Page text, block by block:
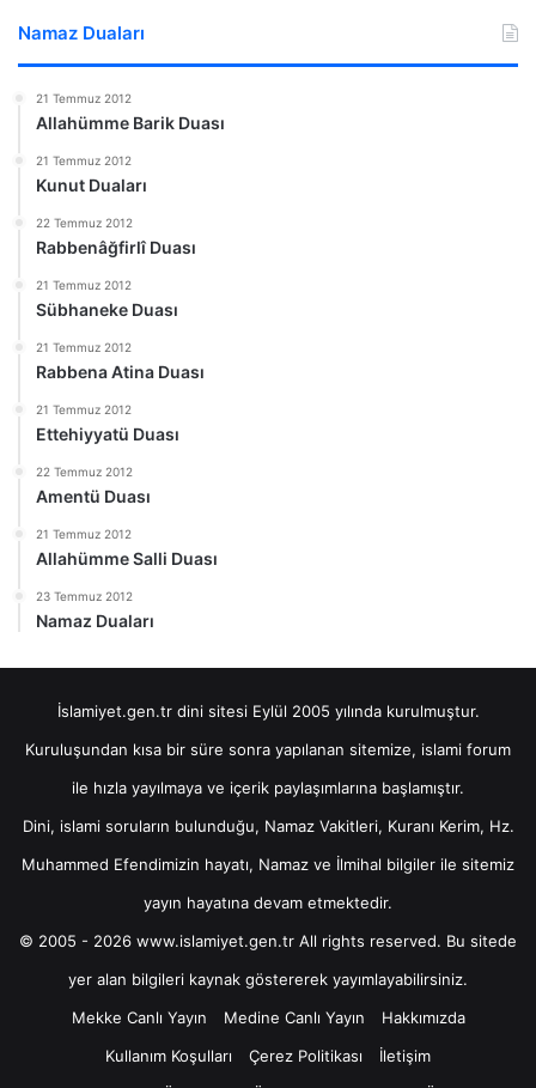
Namaz Duaları
21 Temmuz 2012
Allahümme Barik Duası
21 Temmuz 2012
Kunut Duaları
22 Temmuz 2012
Rabbenâğfirlî Duası
21 Temmuz 2012
Sübhaneke Duası
21 Temmuz 2012
Rabbena Atina Duası
21 Temmuz 2012
Ettehiyyatü Duası
22 Temmuz 2012
Amentü Duası
21 Temmuz 2012
Allahümme Salli Duası
23 Temmuz 2012
Namaz Duaları
İslamiyet.gen.tr dini sitesi Eylül 2005 yılında kurulmuştur.
Kuruluşundan kısa bir süre sonra yapılanan sitemize, islami forum
ile hızla yayılmaya ve içerik paylaşımlarına başlamıştır.
Dini, islami soruların bulunduğu, Namaz Vakitleri, Kuranı Kerim, Hz.
Muhammed Efendimizin hayatı, Namaz ve İlmihal bilgiler ile sitemiz
yayın hayatına devam etmektedir.
© 2005 - 2026 www.islamiyet.gen.tr All rights reserved. Bu sitede
yer alan bilgileri kaynak göstererek yayımlayabilirsiniz.
Mekke Canlı Yayın
Medine Canlı Yayın
Hakkımızda
Kullanım Koşulları
Çerez Politikası
İletişim